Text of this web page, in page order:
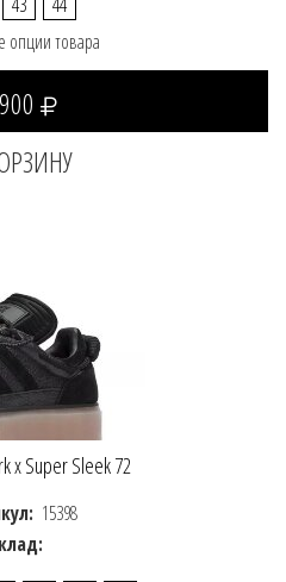
опции товара
x Super Sleek 72
15398